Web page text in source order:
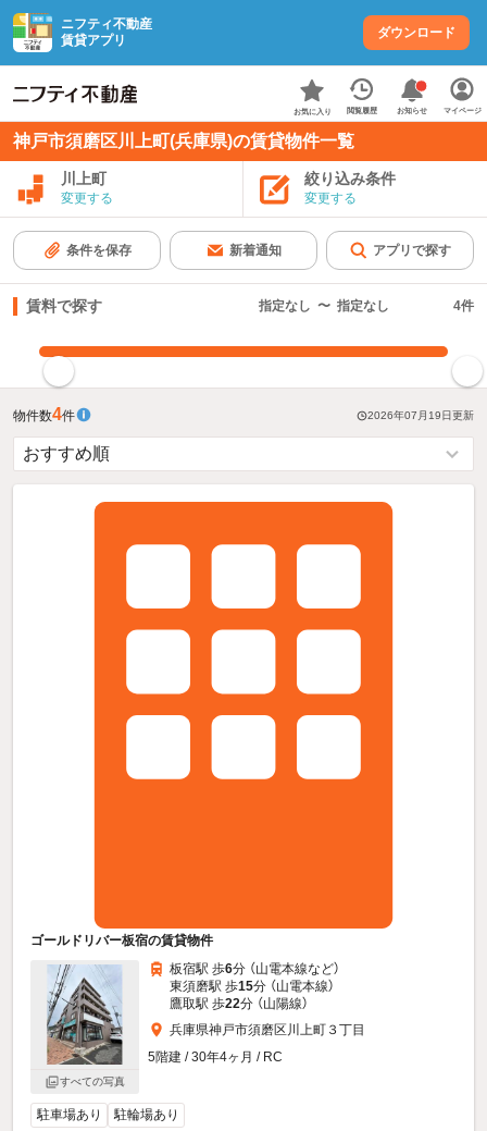
ニフティ不動産
賃貸アプリ
ダウンロード
お気に入り 閲覧履歴 お知らせ マイページ
神戸市須磨区川上町(兵庫県)の賃貸物件一覧
川上町
変更する
絞り込み条件
変更する
条件を保存 新着通知 アプリで探す
賃料で探す 指定なし 〜 指定なし 4件
物件数4件 2026年07月19日更新
ゴールドリバー板宿の賃貸物件
すべての写真
板宿駅 歩6分 （山電本線など）
東須磨駅 歩15分 （山電本線）
鷹取駅 歩22分 （山陽線）
兵庫県神戸市須磨区川上町３丁目
5階建 / 30年4ヶ月 / RC
駐車場あり 駐輪場あり